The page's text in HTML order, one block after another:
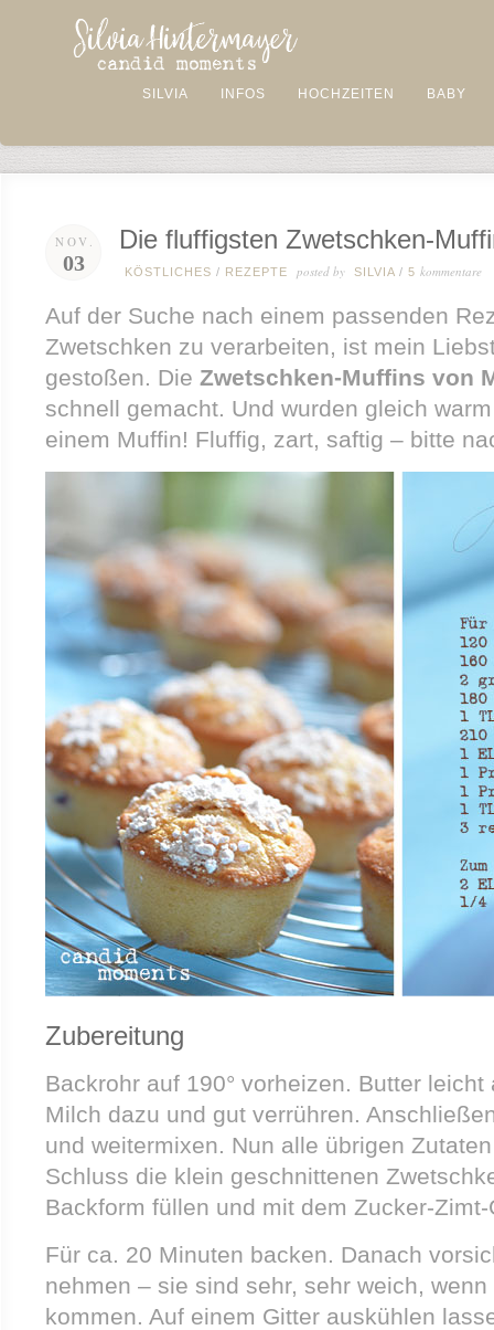
SILVIA INFOS HOCHZEITEN BABY
NOV.
03
Die fluffigsten Zwetschken-
KÖSTLICHES / REZEPTE posted by SILVIA / 5 kommentare
Auf der Suche nach einem passenden
Zwetschken zu verarbeiten, ist mein
gestoßen. Die Zwetschken-Muffins von
schnell gemacht. Und wurden gleich
einem Muffin! Fluffig, zart, saftig – bitte
Zubereitung
Backrohr auf 190° vorheizen. Butter
Milch dazu und gut verrühren.
und weitermixen. Nun alle übrigen
Schluss die klein geschnittenen
Backform füllen und mit dem Zucker-
Für ca. 20 Minuten backen. Danach
nehmen – sie sind sehr, sehr weich,
kommen. Auf einem Gitter auskühlen